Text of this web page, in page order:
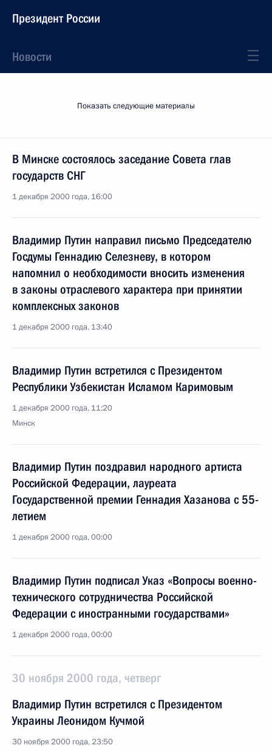
Президент России
Новости
Показать следующие материалы
В Минске состоялось заседание Совета глав
государств СНГ
1 декабря 2000 года, 16:00
Владимир Путин направил письмо Председателю
Госдумы Геннадию Селезневу, в котором
напомнил о необходимости вносить изменения
в законы отраслевого характера при принятии
комплексных законов
1 декабря 2000 года, 13:40
Владимир Путин встретился с Президентом
Республики Узбекистан Исламом Каримовым
1 декабря 2000 года, 11:20
Минск
Владимир Путин поздравил народного артиста
Российской Федерации, лауреата
Государственной премии Геннадия Хазанова с 55-
летием
1 декабря 2000 года, 00:00
Владимир Путин подписал Указ «Вопросы военно-
технического сотрудничества Российской
Федерации с иностранными государствами»
1 декабря 2000 года, 00:00
30 ноября 2000 года, четверг
Владимир Путин встретился с Президентом
Украины Леонидом Кучмой
30 ноября 2000 года, 23:50